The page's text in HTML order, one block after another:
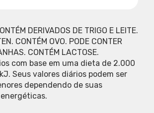
DERIVADOS DE TRIGO E LEITE.
CONTÉM OVO. PODE CONTER
CONTÉM LACTOSE.
com base em uma dieta de 2.000
Seus valores diários podem ser
dependendo de suas